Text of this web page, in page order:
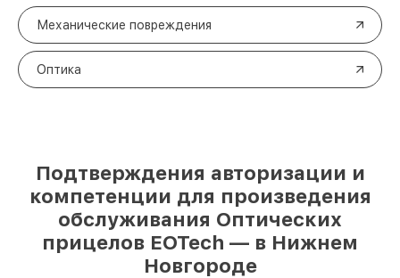
Механические повреждения
Оптика
Подтверждения авторизации и
компетенции для произведения
обслуживания Оптических
прицелов EOTech — в Нижнем
Новгороде